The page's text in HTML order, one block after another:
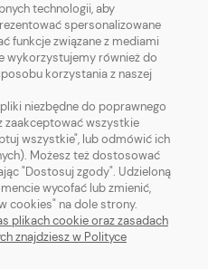
technologii, aby
spersonalizowane
funkcje związane z mediami
wykorzystujemy również do
korzystania z naszej
niezbędne do poprawnego
zaakceptować wszystkie
wszystkie", lub odmówić ich
Możesz też dostosować
"Dostosuj zgody". Udzieloną
wycofać lub zmienić,
cookies" na dole strony.
plikach cookie oraz zasadach
znajdziesz w Polityce